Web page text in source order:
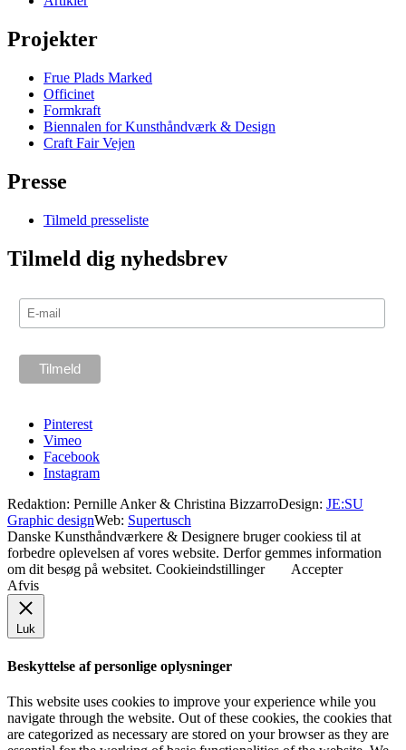
Projekter
Frue Plads Marked
Officinet
Formkraft
Biennalen for Kunsthåndværk & Design
Craft Fair Vejen
Presse
Tilmeld presseliste
Tilmeld dig nyhedsbrev
Pinterest
Vimeo
Facebook
Instagram
Redaktion: Pernille Anker & Christina BizzarroDesign: JE:SU
Graphic designWeb: Supertusch
Danske Kunsthåndværkere & Designere bruger cookiess til at
forbedre oplevelsen af vores website. Derfor gemmes information
om dit besøg på websitet. Cookieindstillinger
Accepter
Afvis
Luk
Beskyttelse af personlige oplysninger
This website uses cookies to improve your experience while you
navigate through the website. Out of these cookies, the cookies that
are categorized as necessary are stored on your browser as they are